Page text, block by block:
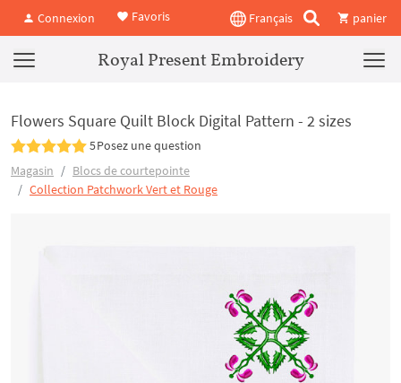
Connexion Favoris Français panier
Royal Present Embroidery
Flowers Square Quilt Block Digital Pattern - 2 sizes
5Posez une question
Magasin
Blocs de courtepointe
Collection Patchwork Vert et Rouge